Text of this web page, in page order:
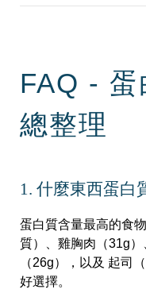
FAQ - 蛋
總整理
1. 什麼東西蛋白
蛋白質含量最高的食
質）、雞胸肉（31g
（26g），以及 起司
好選擇。